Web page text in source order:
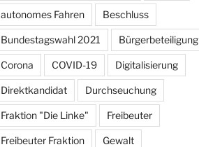
autonomes Fahren Beschluss
Bundestagswahl 2021 Bürgerbeteiligung
Corona COVID-19 Digitalisierung
Direktkandidat Durchseuchung
Fraktion "Die Linke" Freibeuter
Freibeuter Fraktion Gewalt